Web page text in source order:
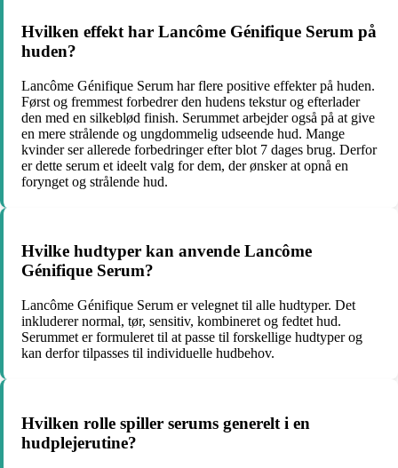
Hvilken effekt har Lancôme Génifique Serum på
huden?
Lancôme Génifique Serum har flere positive effekter på huden.
Først og fremmest forbedrer den hudens tekstur og efterlader
den med en silkeblød finish. Serummet arbejder også på at give
en mere strålende og ungdommelig udseende hud. Mange
kvinder ser allerede forbedringer efter blot 7 dages brug. Derfor
er dette serum et ideelt valg for dem, der ønsker at opnå en
forynget og strålende hud.
Hvilke hudtyper kan anvende Lancôme
Génifique Serum?
Lancôme Génifique Serum er velegnet til alle hudtyper. Det
inkluderer normal, tør, sensitiv, kombineret og fedtet hud.
Serummet er formuleret til at passe til forskellige hudtyper og
kan derfor tilpasses til individuelle hudbehov.
Hvilken rolle spiller serums generelt i en
hudplejerutine?